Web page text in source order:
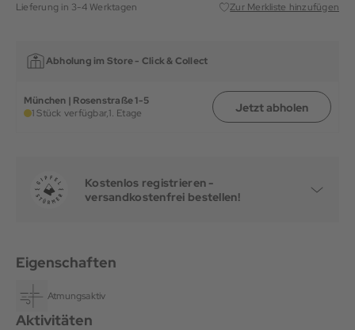
Lieferung in 3-4 Werktagen Zur Merkliste hinzufügen
Abholung im Store - Click & Collect
München | Rosenstraße 1-5
1 Stück verfügbar,1. Etage Jetzt abholen
Kostenlos registrieren -
versandkostenfrei bestellen!
Eigenschaften
Atmungsaktiv
Aktivitäten